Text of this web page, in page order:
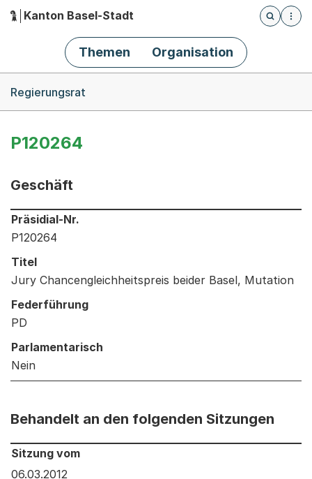
Hauptnavigation
Kanton Basel-Stadt
Öffnet
Themen Organisation
Regierungsrat
P120264
Geschäft
Informationen zum Ausgewählten Geschäft
Präsidial-Nr.
P120264
Titel
Jury Chancengleichheitspreis beider Basel, Mutation
Federführung
PD
Parlamentarisch
Nein
Behandelt an den folgenden Sitzungen
Behandelt an den folgenden Sitzungen: Informationen
Sitzung vom
06.03.2012